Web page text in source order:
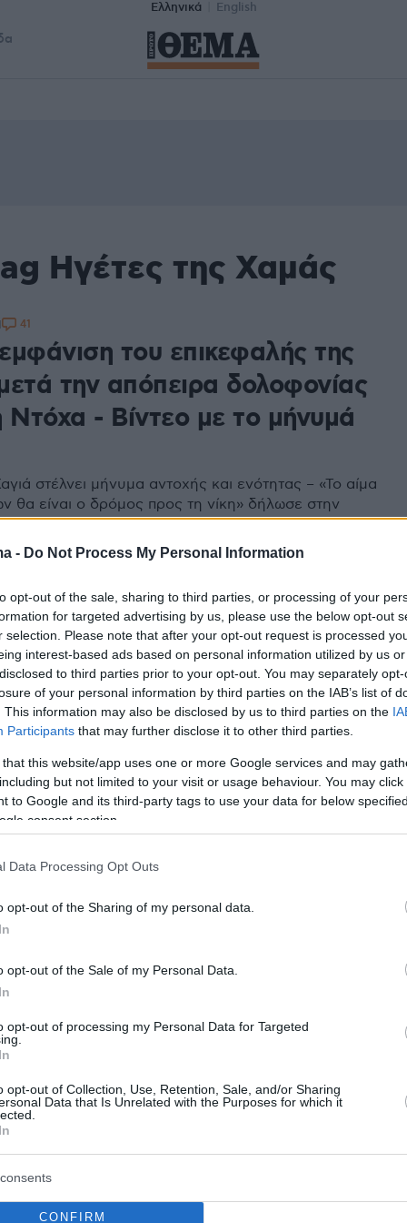
- Do Not Process My Personal Information
opt-out of the sale, sharing to third parties, or processing of your
for targeted advertising by us, please use the below opt-out
selection. Please note that after your opt-out request is processed
interest-based ads based on personal information utilized by us
to third parties prior to your opt-out. You may separately
of your personal information by third parties on the IAB’s list of
This information may also be disclosed by us to third parties on the
Participants that may further disclose it to other third parties.
that this website/app uses one or more Google services and may
but not limited to your visit or usage behaviour. You may
to Google and its third-party tags to use your data for below
consent section.
Data Processing Opt Outs
opt-out of the Sharing of my personal data.
opt-out of the Sale of my Personal Data.
opt-out of processing my Personal Data for Targeted
opt-out of Collection, Use, Retention, Sale, and/or Sharing
Data that Is Unrelated with the Purposes for which it
CONFIRM
Ελληνικά English
Ηγέτες της Χαμάς
του επικεφαλής της
την απόπειρα δολοφονίας
Ντόχα - Βίντεο με το μήνυμά
στέλνει μήνυμα αντοχής και ενότητας – «Το αίμα
θα είναι ο δρόμος προς τη νίκη» δήλωσε στην
εμφάνιση
41
ο ηγέτης της Χαμάς Γιαχία
που το Ισραήλ λέει ότι έχει
σε ένα καταφύγιο
του είχαν αφαιρέσει κακοήθη όγκο από τον
ήταν στη φυλακή - Είναι τόσο σκληρός που
ύποπτος για κατασκοπεία, να «τον θάψει
ο αρχηγός των Εθνικών
Ασφαλείας της Χαμάς μετά
επιδρομή
ήταν ένας από τους βασικούς ηγέτες της
στο σπίτι του στη Γάζα μαζί με άλλα μέλη
στο Ισράηλ: Αυτοί είναι οι πιο
ηγέτες της Χαμάς
μέρος της ζωής τους γλιτώνοντας από απόπειρες